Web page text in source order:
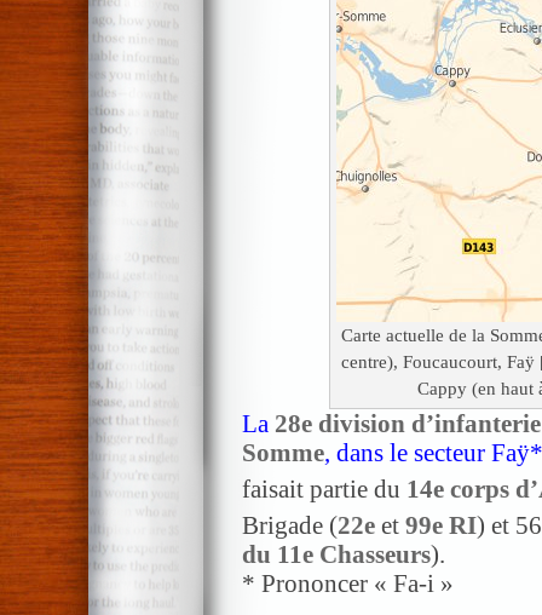
Carte actuelle de la
centre), Foucaucourt,
Cappy (en haut
La 28e division d’infanterie
Somme, dans le secteur
faisait partie du 14e corps
Brigade (22e et 99e RI) et 56
du 11e Chasseurs).
* Prononcer « Fa-i »